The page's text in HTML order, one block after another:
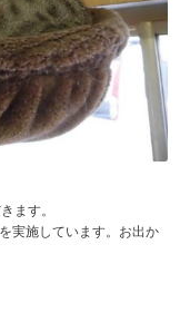
ます。
実施しています。お出か